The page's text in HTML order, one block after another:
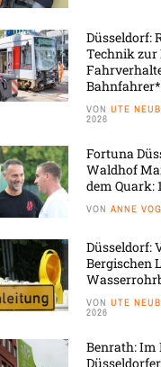
Düsseldorf:
Technik zur
VON UTE
2026
Fortuna
Waldhof
dem Quark:
VON ANNE
Düsseldorf:
Bergischen
VON UTE
2026
Benrath: Im